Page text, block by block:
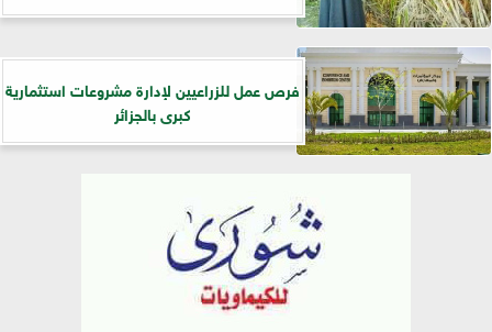
فرص عمل للزراعيين لإدارة مشروعات استثمارية
كبرى بالجزائر